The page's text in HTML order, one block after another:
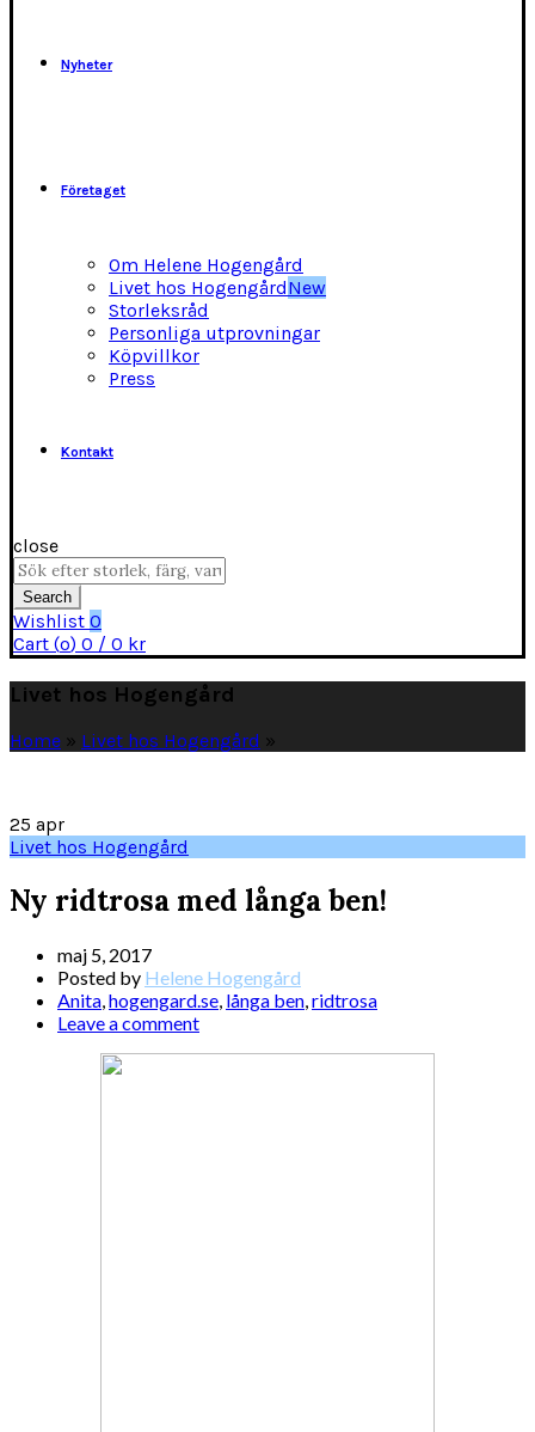
Nyheter
Företaget
Om Helene Hogengård
Livet hos HogengårdNew
Storleksråd
Personliga utprovningar
Köpvillkor
Press
Kontakt
close
Search
for:
Search
Wishlist 0
Cart (o) 0 / 0 kr
Livet hos Hogengård
Home » Livet hos Hogengård »
25 apr
Livet hos Hogengård
Ny ridtrosa med långa ben!
maj 5, 2017
Posted by Helene Hogengård
Anita,hogengard.se, långa ben,ridtrosa
Leave a comment